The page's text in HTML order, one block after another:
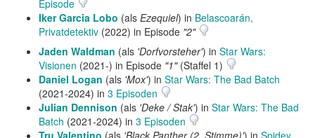
Episode
Iker Garcia Lobo (als Ezequiel) in Belascoarán,
Privatdetektiv (2022) in Episode "2"
Jaden Waldman (als 'Dorfvorsteher') in Star Wars:
Visionen (2021-) in Episode "1"(Staffel 1)
Daniel Logan (als 'Mox') in Star Wars: The Bad Batch
(2021-2024) in 3 Episoden
Julian Dennison (als 'Deke / Stak') in Star Wars: The Bad
Batch (2021-2024) in 3 Episoden